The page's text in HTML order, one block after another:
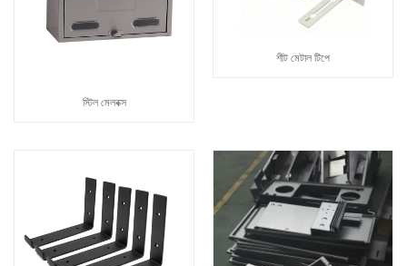
স্টিল মেলবক্স
শীট মেটাল টিপে